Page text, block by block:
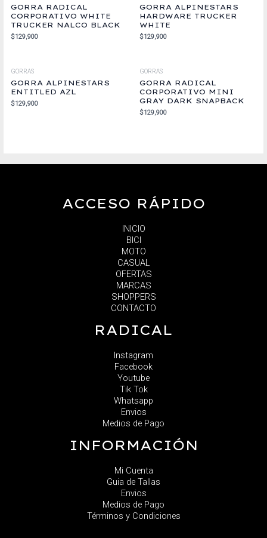
GORRA RADICAL
CORPORATIVO WHITE
TRUCKER NALCO BLACK
$129,900
GORRA ALPINESTARS
HARDWARE TRUCKER
WHITE
$129,900
GORRAS
GORRA ALPINESTARS
ENTITLED AZL
$129,900
GORRAS
GORRA RADICAL
CORPORATIVO MINI
GRAY DARK SNAPBACK
$129,900
ACCESO RÁPIDO
INICIO
BICI
MOTO
CASUAL
OFERTAS
MARCAS
SHOPPERS
CONTACTO
RADICAL
Instagram
Facebook
Youtube
Tik Tok
Whatsapp
Envios
Medios de Pago
INFORMACIÓN
Mi Cuenta
Guia de Tallas
Envios
Medios de Pago
Términos y Condiciones